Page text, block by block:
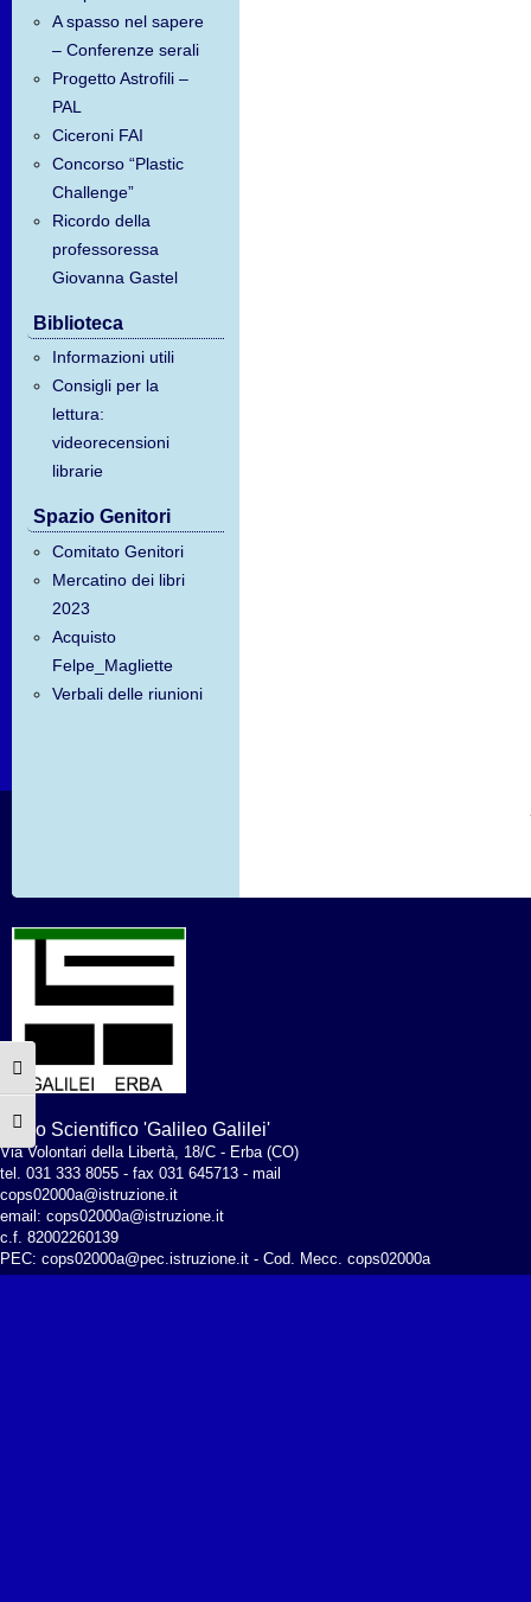
Attiva/disattiva alto contrasto
Attiva/disattiva dimensione testo
A spasso nel sapere
– Conferenze serali
Progetto Astrofili –
PAL
Ciceroni FAI
Concorso “Plastic
Challenge”
Ricordo della
professoressa
Giovanna Gastel
Biblioteca
Informazioni utili
Consigli per la
lettura:
videorecensioni
librarie
Spazio Genitori
Comitato Genitori
Mercatino dei libri
2023
Acquisto
Felpe_Magliette
Verbali delle riunioni
Liceo Scientifico 'Galileo Galilei'
Via Volontari della Libertà, 18/C - Erba (CO)
tel. 031 333 8055 - fax 031 645713 - mail
cops02000a@istruzione.it
email: cops02000a@istruzione.it
c.f. 82002260139
PEC: cops02000a@pec.istruzione.it - Cod. Mecc. cops02000a